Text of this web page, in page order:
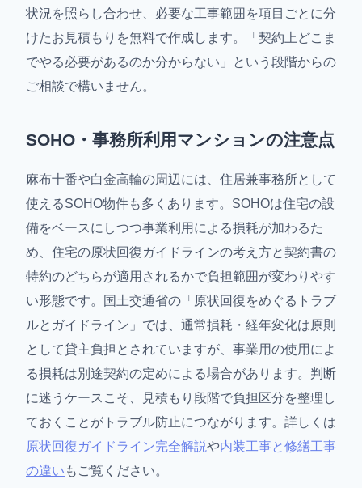
状況を照らし合わせ、必要な工事範囲を項目ごとに分
けたお見積もりを無料で作成します。「契約上どこま
でやる必要があるのか分からない」という段階からの
ご相談で構いません。
SOHO・事務所利用マンションの注意点
麻布十番や白金高輪の周辺には、住居兼事務所として
使えるSOHO物件も多くあります。SOHOは住宅の設
備をベースにしつつ事業利用による損耗が加わるた
め、住宅の原状回復ガイドラインの考え方と契約書の
特約のどちらが適用されるかで負担範囲が変わりやす
い形態です。国土交通省の「原状回復をめぐるトラブ
ルとガイドライン」では、通常損耗・経年変化は原則
として貸主負担とされていますが、事業用の使用によ
る損耗は別途契約の定めによる場合があります。判断
に迷うケースこそ、見積もり段階で負担区分を整理し
ておくことがトラブル防止につながります。詳しくは
原状回復ガイドライン完全解説や内装工事と修繕工事
の違い もご覧ください。